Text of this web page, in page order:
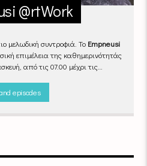
@rtWork
μελωδική συντροφιά. Το Empneusi
επιμέλεια της καθημερινότητάς
από τις 07.00 μέχρι τις
θυμίζοντάς μας πως δουλειά και
(Δευτέρα-Παρασκευή)
episodes